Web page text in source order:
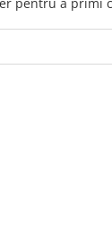
pentru a primi